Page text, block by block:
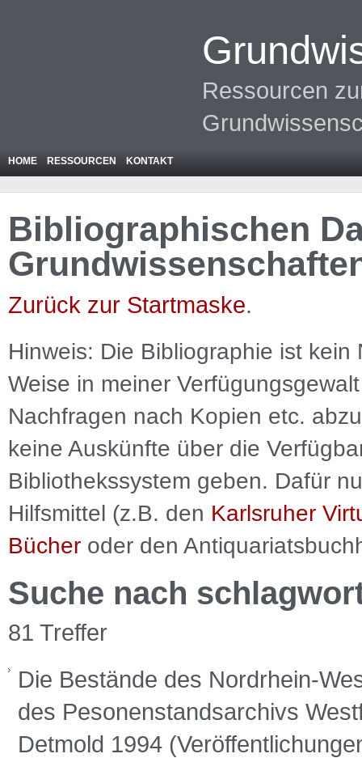
Ressourcen
HOME RESSOURCEN KONTAKT
Bibliographischen
Zurück zur Startmaske.
Hinweis: Die Bibliographie ist kein
Weise in meiner
Nachfragen nach Kopien etc.
keine Auskünfte über die
Bibliothekssystem geben. Dafür
Hilfsmittel (z.B. den Karlsruher
Bücher oder den
Suche nach
81 Treffer
Die Bestände des Nordrhein-
des Pesonenstandsarchivs
Detmold 1994